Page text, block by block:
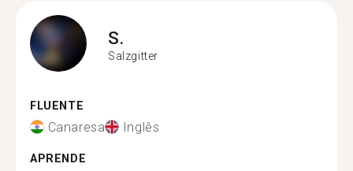
S.
Salzgitter
FLUENTE
Canaresa Inglês
APRENDE